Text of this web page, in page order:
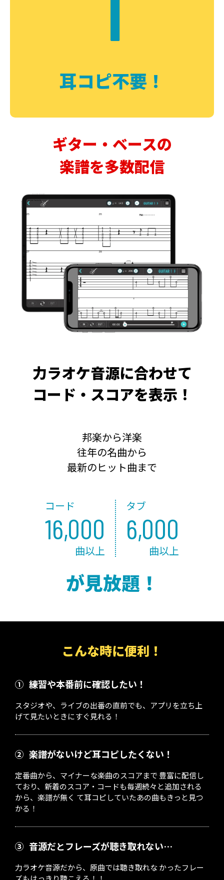
耳コピ不要！
ギター・ベースの
楽譜を多数配信
力ラオケ音源に合わせて
コード・スコアを表示！
邦楽から洋楽
往年の名曲から
最新のヒット曲まで
コード
16,000
曲以上
タブ
6,000
曲以上
が見放題！
こんな時に便利！
① 練習や本番前に確認したい！
スタジオや、ライブの出番の直前でも、アプリを立ち上
げて見たいときにすぐ見れる！
② 楽譜がないけど耳コピしたくない！
定番曲から、マイナーな楽曲のスコアまで 豊富に配信し
ており、新着のスコア・コードも毎週続々と追加される
から、楽譜が無く て耳コピしていたあの曲もきっと見つ
かる！
③ 音源だとフレーズが聴き取れない…
力ラオケ音源だから、原曲では聴き取れな かったフレー